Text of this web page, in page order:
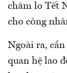
chăm lo Tết
cho công
Ngoài ra,
quan hệ lao